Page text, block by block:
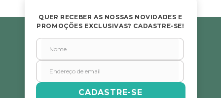
QUER RECEBER AS NOSSAS NOVIDADES E
PROMOÇÕES EXCLUSIVAS? CADASTRE-SE!
CADASTRE-SE